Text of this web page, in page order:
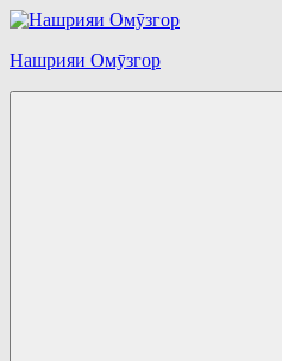
Перейти
содержимому
Нашрияи Омӯзгор